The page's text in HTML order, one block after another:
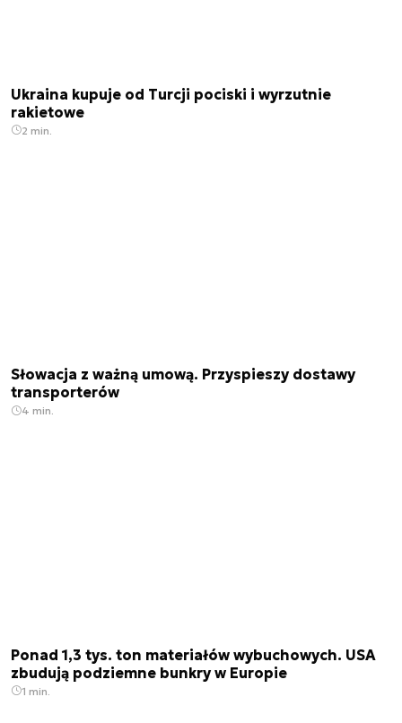
Ukraina kupuje od Turcji pociski i wyrzutnie
rakietowe
2 min.
Słowacja z ważną umową. Przyspieszy dostawy
transporterów
4 min.
Ponad 1,3 tys. ton materiałów wybuchowych. USA
zbudują podziemne bunkry w Europie
1 min.